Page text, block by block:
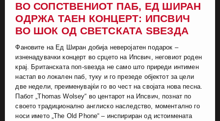
ВО СОПСТВЕНИОТ ПАБ, ЕД ШИРАН
ОДРЖА ТАЕН КОНЦЕРТ: ИПСВИЧ
ВО ШОК ОД СВЕТСКАТА ЅВЕЗДА
Фановите на Ед Ширан добија неверојатен подарок –
изненадувачки концерт во срцето на Ипсвич, неговиот роден
крај. Британската поп-ѕвезда не само што приреди интимен
настап во локален паб, туку и го презеде објектот за цели
две недели, преименувајќи го во чест на својата нова песна.
Пабот „Thomas Wolsey“ во центарот на Ипсвич, познат по
своето традиционално англиско наследство, моментално го
носи името „The Old Phone“ – инспириран од истоимената